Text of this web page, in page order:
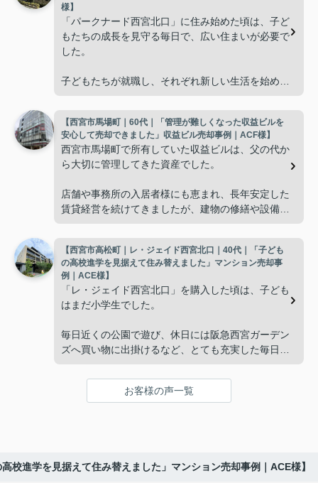
様】
「パークナード西宮北口」に住み始めた頃は、子ど
もたちの成長を見守る毎日で、広い住まいが必要で
した。
子どもたちが就職し、それぞれ新しい生活を始める
使わない部屋が増え、
「今の私たちには少し広すぎるね。」
掃除や管理の負担も考え、夫婦二人にちょうど良い
インフィニティエステートさんへ相談すると、「パ
ークナード西宮北口」の査定だけでなく、住み替え
先とのスケジュールや資金計画まで丁寧にサポート
してくださいました。
販売活動では、西宮北口駅へのアクセス、阪急西宮
ガーデンズ、医療機関や買い物施設など、将来も安
した。
【西宮市馬場町｜60代｜「管理が難しくなった収益ビルを
安心して売却できました」収益ビル売却事例｜ACF様】
西宮市馬場町で所有していた収益ビルは、父の代か
ら大切に管理してきた資産でした。
店舗や事務所の入居者様にも恵まれ、長年安定した
賃貸経営を続けてきましたが、建物の修繕や設備更
子どもたちはそれぞれ別の仕事に就いており、
「将来、このビルの管理を任せるのは難しいかもし
れない。」
と家族で話し合うようになりました。
インフィニティエステートさんへ相談すると、収益
投資家向けの販売方法をご提案いただきました。
【西宮市高松町｜レ・ジェイド西宮北口｜40代｜「子ども
の高校進学を見据えて住み替えました」マンション売却事
例｜ACE様】
「レ・ジェイド西宮北口」を購入した頃は、子ども
はまだ小学生でした。
毎日近くの公園で遊び、休日には阪急西宮ガーデン
ズへ買い物に出掛けるなど、とても充実した毎日を
年月が経ち、子どもが高校進学を意識する年齢にな
お客様の声一覧
校進学を見据えて住み替えました」マンション売却事例｜ACE様】